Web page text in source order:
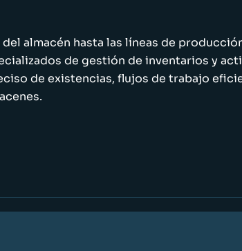
almacén hasta las líneas de
de gestión de inventarios y
de existencias, flujos de trabajo